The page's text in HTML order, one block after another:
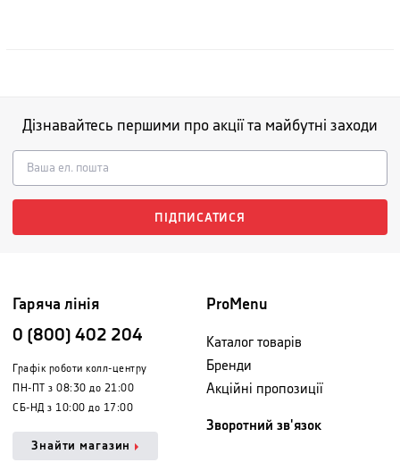
Дізнавайтесь першими про акції та майбутні заходи
ПІДПИСАТИСЯ
Гаряча лінія
0 (800) 402 204
Графік роботи колл-центру
ПН-ПТ з 08:30 до 21:00
СБ-НД з 10:00 до 17:00
Знайти магазин
ProMenu
Каталог товарів
Бренди
Акційні пропозиції
Зворотний зв'язок